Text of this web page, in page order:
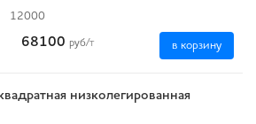
12000
68100 руб/т в корзину
низколегированная